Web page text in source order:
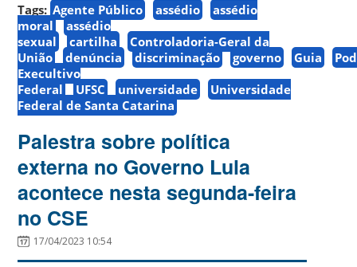
Tags: Agente Público assédio
assédio
moral
assédio
sexual
cartilha
Controladoria-Geral da
União
denúncia discriminação governo Guia
Execultivo
Federal
UFSC universidade
Universidade
Federal de Santa Catarina
Palestra sobre política
externa no Governo Lula
acontece nesta segunda-feira
no CSE
17/04/2023 10:54